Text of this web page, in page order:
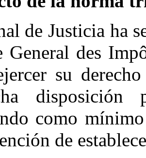
de Justicia ha
General des
su
disposición
como
de